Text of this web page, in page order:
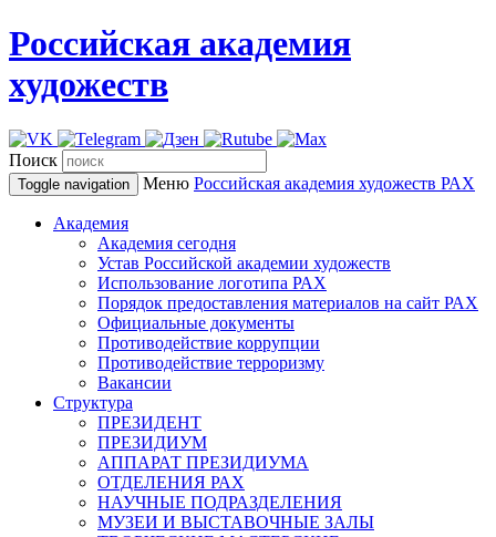
Российская академия
художеств
Поиск
Toggle navigation Меню Российская академия художеств РАХ
Академия
Академия сегодня
Устав Российской академии художеств
Использование логотипа РАХ
Порядок предоставления материалов на сайт РАХ
Официальные документы
Противодействие коррупции
Противодействие терроризму
Вакансии
Структура
ПРЕЗИДЕНТ
ПРЕЗИДИУМ
АППАРАТ ПРЕЗИДИУМА
ОТДЕЛЕНИЯ РАХ
НАУЧНЫЕ ПОДРАЗДЕЛЕНИЯ
МУЗЕИ И ВЫСТАВОЧНЫЕ ЗАЛЫ